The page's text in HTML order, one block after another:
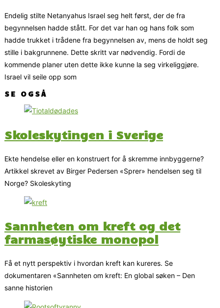
Endelig stilte Netanyahus Israel seg helt først, der de fra
begynnelsen hadde stått. For det var han og hans folk som
hadde trukket i trådene fra begynnelsen av, mens de holdt seg
stille i bakgrunnene. Dette skritt var nødvendig. Fordi de
kommende planer uten dette ikke kunne la seg virkeliggjøre.
Israel vil seile opp som
SE OGSÅ
Skoleskytingen i Sverige
Ekte hendelse eller en konstruert for å skremme innbyggerne?
Artikkel skrevet av Birger Pedersen «Sprer» hendelsen seg til
Norge? Skoleskyting
Sannheten om kreft og det
farmasøytiske monopol
Få et nytt perspektiv i hvordan kreft kan kureres. Se
dokumentaren «Sannheten om kreft: En global søken – Den
sanne historien